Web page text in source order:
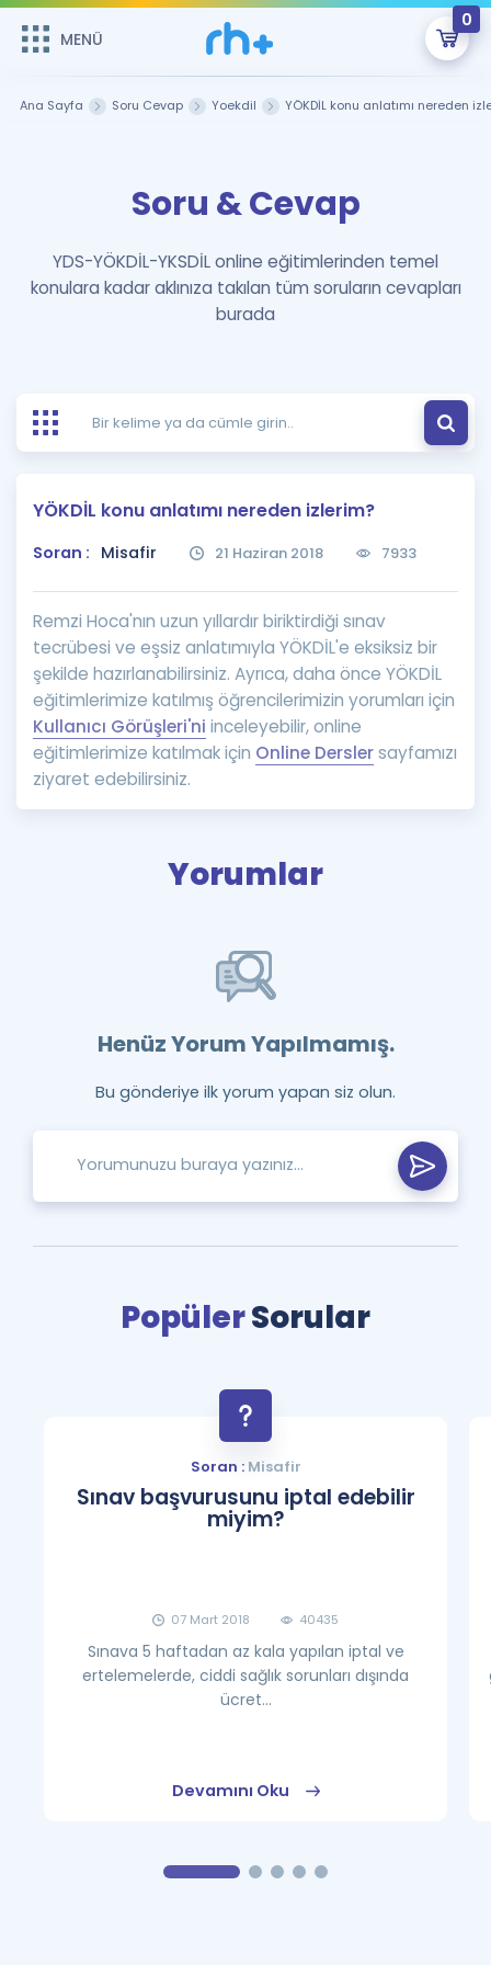
MENÜ
0
Şifremi Hatırlamıyorum
GİRİŞ YAP
Remzi Hoca ile seni sınava hazırlayacak onlarca eğitim seni
bekliyor!
MENÜ
Çalışma Paketleri
Kitaplar ve Kaynaklar
Ücretsiz Kaynaklar
Puan Hesaplama
Rehberlik Aracı
ÖSYM Sınav Takvimi
Kampanyalar
Blog
İngilizce Gramer
Blog
İngilizce Gramer
Hakkımızda
Ana Sayfa Soru Cevap Yoekdil YÖKDİL konu anlatımı nereden
Soru & Cevap
YDS-YÖKDİL-YKSDİL online eğitimlerinden temel
konulara kadar aklınıza takılan tüm soruların cevapları
burada
YÖKDİL konu anlatımı nereden izlerim?
Soran : Misafir 21 Haziran 2018 7933
Remzi Hoca'nın uzun yıllardır biriktirdiği sınav
tecrübesi ve eşsiz anlatımıyla YÖKDİL'e eksiksiz bir
şekilde hazırlanabilirsiniz. Ayrıca, daha önce YÖKDİL
eğitimlerimize katılmış öğrencilerimizin yorumları için
Kullanıcı Görüşleri'ni inceleyebilir, online
eğitimlerimize katılmak için Online Derslersayfamızı
ziyaret edebilirsiniz.
Yorumlar
Henüz Yorum Yapılmamış.
Bu gönderiye ilk yorum yapan siz olun.
PopülerSorular
Soran :Misafir
Sınav başvurusunu iptal edebilir
miyim?
07 Mart 2018 40435
Sınava 5 haftadan az kala yapılan iptal ve
ertelemelerde, ciddi sağlık sorunları dışında
ücret...
Devamını Oku